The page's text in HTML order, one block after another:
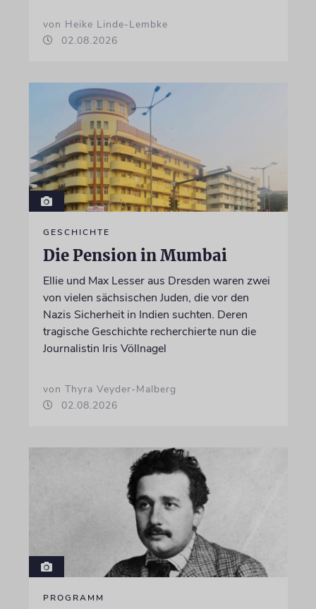
von Heike Linde-Lembke
02.08.2026
GESCHICHTE
Die Pension in Mumbai
Ellie und Max Lesser aus Dresden waren zwei
von vielen sächsischen Juden, die vor den
Nazis Sicherheit in Indien suchten. Deren
tragische Geschichte recherchierte nun die
Journalistin Iris Völlnagel
von Thyra Veyder-Malberg
02.08.2026
PROGRAMM